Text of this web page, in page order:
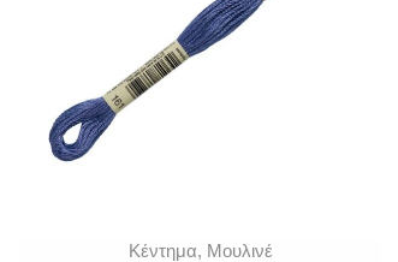
Κέντημα, Μουλινέ